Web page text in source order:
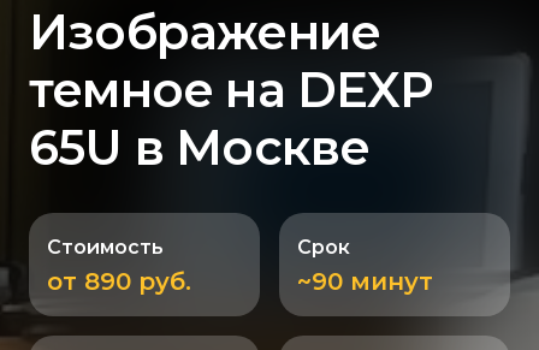
Изображение
темное на DEXP
65U в Москве
Стоимость
от 890 руб.
Срок
~90 минут